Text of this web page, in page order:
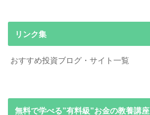
リンク集
おすすめ投資ブログ・サイト一覧
無料で学べる”有料級”お金の教養講座